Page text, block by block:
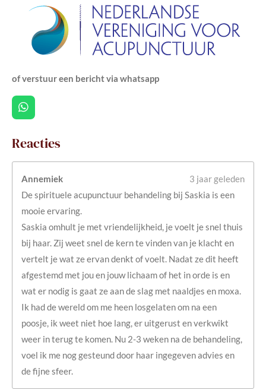
of verstuur een bericht via whatsapp
W
h
t
A
p
Reacties
Annemiek
3 jaar geleden
De spirituele acupunctuur behandeling bij Saskia is een
mooie ervaring.
Saskia omhult je met vriendelijkheid, je voelt je snel thuis
bij haar. Zij weet snel de kern te vinden van je klacht en
vertelt je wat ze ervan denkt of voelt. Nadat ze dit heeft
afgestemd met jou en jouw lichaam of het in orde is en
wat er nodig is gaat ze aan de slag met naaldjes en moxa.
Ik had de wereld om me heen losgelaten om na een
poosje, ik weet niet hoe lang, er uitgerust en verkwikt
weer in terug te komen. Nu 2-3 weken na de behandeling,
voel ik me nog gesteund door haar ingegeven advies en
de fijne sfeer.